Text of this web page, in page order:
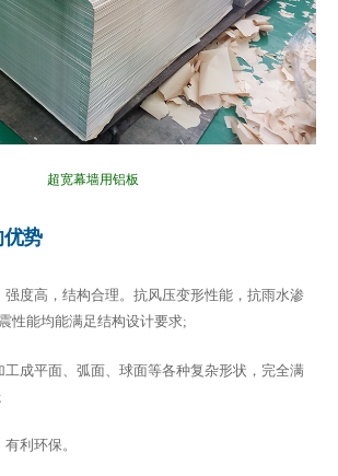
超宽幕墙用铝板
势
强度高，结构合理。抗风压变形性能，抗雨水渗
性能均能满足结构设计要求;
工成平面、弧面、球面等各种复杂形状，完全满
利环保。